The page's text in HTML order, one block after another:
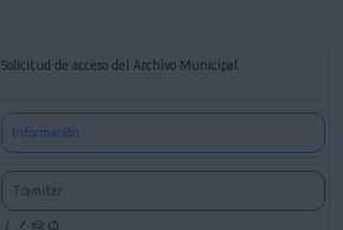
Solicitud de acceso del Archivo Municipal
Información
Tramitar